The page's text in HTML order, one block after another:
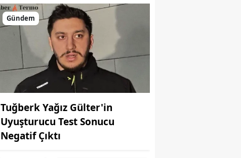
Gündem
Tuğberk Yağız Gülter'in
Uyuşturucu Test Sonucu
Negatif Çıktı